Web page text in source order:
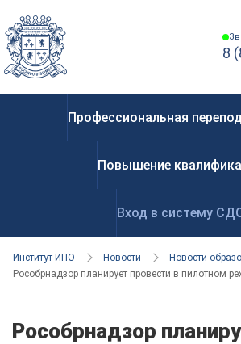
8
Профессиональная
Повышение
Вход в систему
Институт ИПО Новости
Новости
Рособрнадзор планирует провести в пилотном
Рособрнадзор